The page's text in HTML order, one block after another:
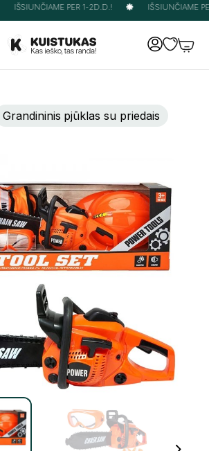
IŠSIUNČIAME PER 1-2D.D.! IŠSIUNČIAME
Grandininis pjūklas su priedais